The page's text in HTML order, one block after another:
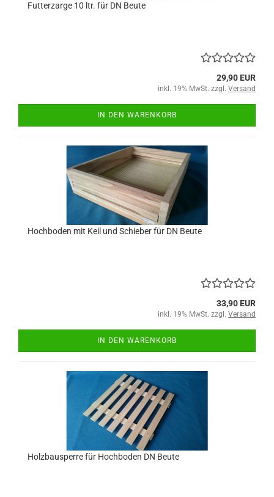
Futterzarge 10 ltr. für DN Beute
29,90 EUR
inkl. 19% MwSt. zzgl. Versand
IN DEN WARENKORB
Hochboden mit Keil und Schieber für DN Beute
33,90 EUR
inkl. 19% MwSt. zzgl. Versand
IN DEN WARENKORB
Holzbausperre für Hochboden DN Beute